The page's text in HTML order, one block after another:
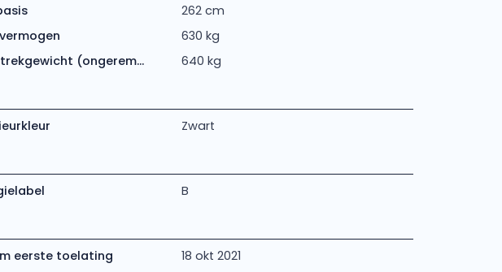
262 cm
630 kg
trekgewicht (ongerem... 640 kg
Zwart
B
eerste toelating
18 okt 2021